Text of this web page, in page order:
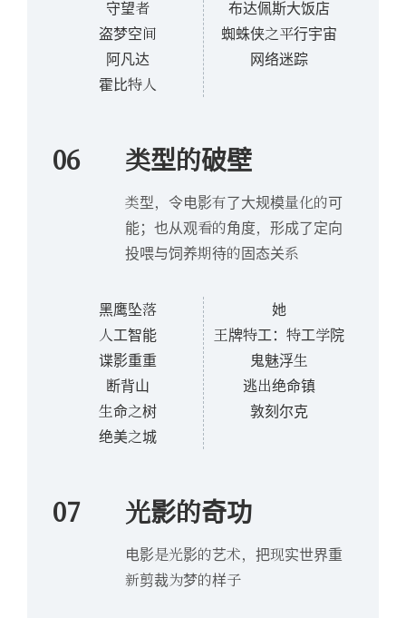
守望者
盗梦空间
阿凡达
霍比特人
布达佩斯大饭店
蜘蛛侠之平行宇宙
网络迷踪
06 类型的破壁
类型，令电影有了大规模量化的可
能；也从观看的角度，形成了定向
投喂与饲养期待的固态关系
黑鹰坠落
人工智能
谍影重重
断背山
生命之树
绝美之城
她
王牌特工：特工学院
鬼魅浮生
逃出绝命镇
敦刻尔克
07 光影的奇功
电影是光影的艺术，把现实世界重
新剪裁为梦的样子